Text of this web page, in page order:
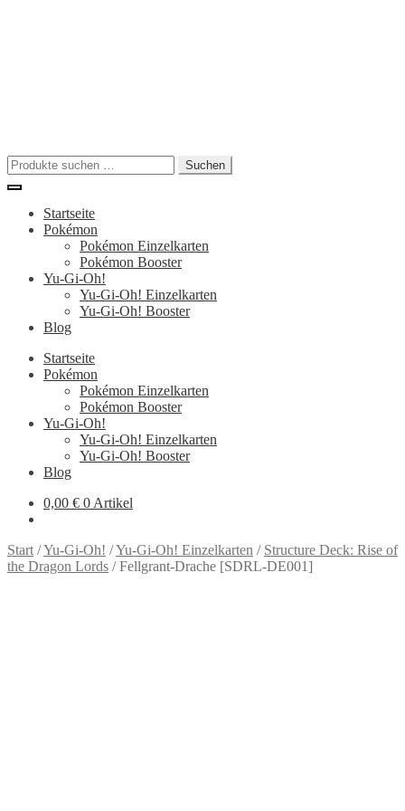
Suchen
nach:
Suchen
Startseite
Pokémon
Pokémon Einzelkarten
Pokémon Booster
Yu-Gi-Oh!
Yu-Gi-Oh! Einzelkarten
Yu-Gi-Oh! Booster
Blog
Startseite
Pokémon
Pokémon Einzelkarten
Pokémon Booster
Yu-Gi-Oh!
Yu-Gi-Oh! Einzelkarten
Yu-Gi-Oh! Booster
Blog
0,00 € 0 Artikel
Start /Yu-Gi-Oh! /Yu-Gi-Oh! Einzelkarten / Structure Deck: Rise of
the Dragon Lords /Fellgrant-Drache [SDRL-DE001]